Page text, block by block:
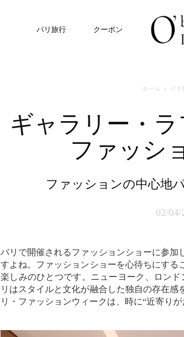
パリ旅行 クーポン
ホーム パリ
ギャラリー・ラファイエットの
ファッシ
ファッションの中心
02/04/
パリで開催されるファッションショーに参加してみたいけど、敷居が高そうなイメージで
すよね。ファッションショーを心待ちにす
楽しみのひとつです。ニューヨーク、ロン
リはスタイルと文化が融合した独自の存在
リ・ファッションウィークは、時に“近寄り